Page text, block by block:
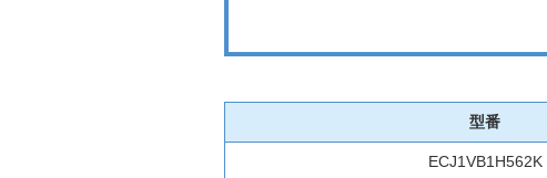
型番
ECJ1VB1H562K